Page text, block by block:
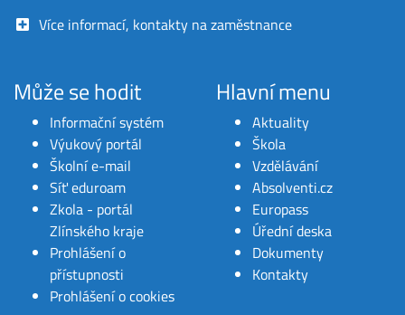
Více informací, kontakty na zaměstnance
Může se hodit
Informační systém
Výukový portál
Školní e-mail
Síť eduroam
Zkola - portál
Zlínského kraje
Prohlášení o
přístupnosti
Prohlášení o cookies
Hlavní menu
Aktuality
Škola
Vzdělávání
Absolventi.cz
Europass
Úřední deska
Dokumenty
Kontakty